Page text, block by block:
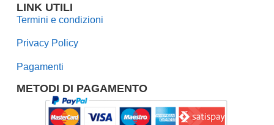
LINK UTILI
Termini e condizioni
Privacy Policy
Pagamenti
METODI DI PAGAMENTO